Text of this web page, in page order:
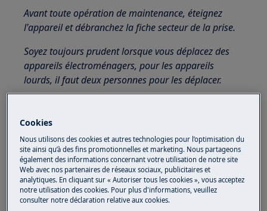
Avant toute opération de maintenance, éteignez
l'appareil et débranchez la fiche secteur de la prise.
Soyez toujours prudent lorsque vous déplacez des
appareils électroménagers, pour les appareils
lourds, il faut deux personnes pour les déplacer.
chaussures fermées.
Veuillez noter que l'auto-réparation ou la réparation
non professionnelle peut avoir des conséquences sur
la sécurité si elle n'est pas effectuée correctement.
Remplacer le joint
Cookies
Nous utilisons des cookies et autres technologies pour l’optimisation du
site ainsi qu’à des fins promotionnelles et marketing. Nous partageons
également des informations concernant votre utilisation de notre site
Web avec nos partenaires de réseaux sociaux, publicitaires et
analytiques. En cliquant sur « Autoriser tous les cookies », vous acceptez
notre utilisation des cookies. Pour plus d'informations, veuillez
consulter notre déclaration relative aux cookies.